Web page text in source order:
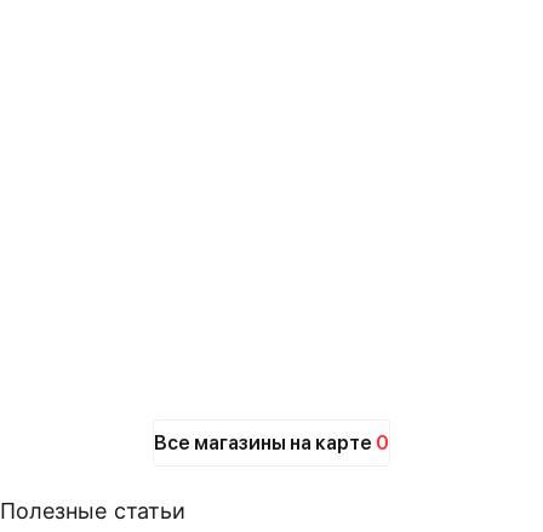
Все магазины на карте 0
Полезные статьи